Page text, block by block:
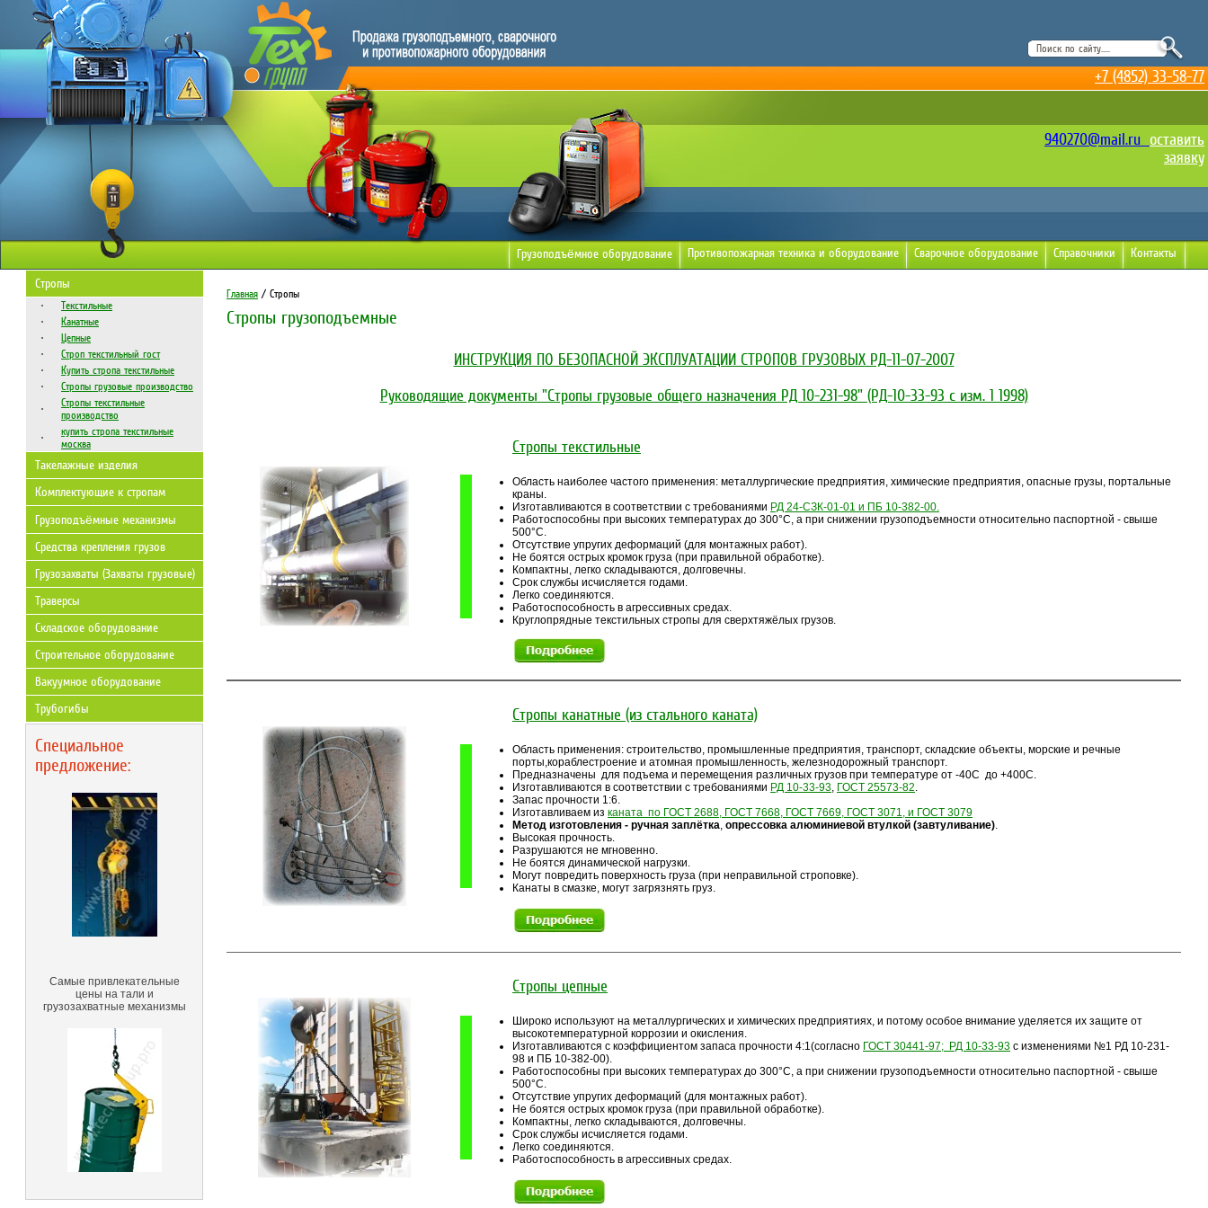
Грузоподъёмное оборудование Противопожарная техника и оборудование Сварочное оборудование Справочники Контакты
+7 (4852) 33-58-77
940270@mail.ru оставить
заявку
Стропы
Текстильные
Канатные
Цепные
Строп текстильный гост
Купить стропа текстильные
Стропы грузовые производство
Стропы текстильные
производство
купить стропа текстильные
москва
Такелажные изделия
Комплектующие к стропам
Грузоподъёмные механизмы
Средства крепления грузов
Грузозахваты (Захваты грузовые)
Траверсы
Складское оборудование
Строительное оборудование
Вакуумное оборудование
Трубогибы
Специальное
предложение:
Самые привлекательные
цены на тали и
грузозахватные механизмы
Главная / Стропы
Стропы грузоподъемные
ИНСТРУКЦИЯ ПО БЕЗОПАСНОЙ ЭКСПЛУАТАЦИИ СТРОПОВ ГРУЗОВЫХ РД-11-07-2007
Руководящие документы "Стропы грузовые общего назначения РД 10-231-98" (РД-10-33-93 с изм. 1 1998)
Стропы текстильные
Область наиболее частого применения: металлургические предприятия, химические предприятия, опасные грузы, портальные
краны.
Изготавливаются в соответствии с требованиями РД 24-СЗК-01-01 и ПБ 10-382-00.
Работоспособны при высоких температурах до 300°С, а при снижении грузоподъемности относительно паспортной - свыше
500°С.
Отсутствие упругих деформаций (для монтажных работ).
Не боятся острых кромок груза (при правильной обработке).
Компактны, легко складываются, долговечны.
Срок службы исчисляется годами.
Легко соединяются.
Работоспособность в агрессивных средах.
Круглопрядные текстильных стропы для сверхтяжёлых грузов.
Стропы канатные (из стального каната)
Область применения: строительство, промышленные предприятия, транспорт, складские объекты, морские и речные
порты,кораблестроение и атомная промышленность, железнодорожный транспорт.
Предназначены для подъема и перемещения различных грузов при температуре от -40С до +400С.
Изготавливаются в соответствии с требованиями РД 10-33-93, ГОСТ 25573-82.
Запас прочности 1:6.
Изготавливаем из каната по ГОСТ 2688, ГОСТ 7668, ГОСТ 7669, ГОСТ 3071, и ГОСТ 3079
Метод изготовления - ручная заплётка, опрессовка алюминиевой втулкой (завтуливание).
Высокая прочность.
Разрушаются не мгновенно.
Не боятся динамической нагрузки.
Могут повредить поверхность груза (при неправильной строповке).
Канаты в смазке, могут загрязнять груз.
Стропы цепные
Широко используют на металлургических и химических предприятиях, и потому особое внимание уделяется их защите от
высокотемпературной коррозии и окисления.
Изготавливаются с коэффициентом запаса прочности 4:1(согласно ГОСТ 30441-97; РД 10-33-93 с изменениями №1 РД 10-231-
98 и ПБ 10-382-00).
Работоспособны при высоких температурах до 300°С, а при снижении грузоподъемности относительно паспортной - свыше
500°С.
Отсутствие упругих деформаций (для монтажных работ).
Не боятся острых кромок груза (при правильной обработке).
Компактны, легко складываются, долговечны.
Срок службы исчисляется годами.
Легко соединяются.
Работоспособность в агрессивных средах.